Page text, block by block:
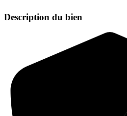
Description du bien